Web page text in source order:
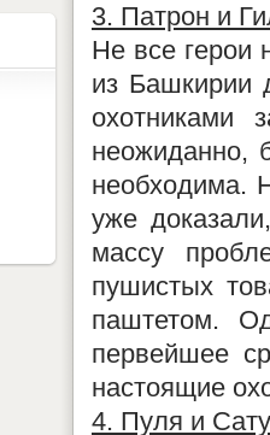
3. Патрон и
Не все герои
из Башкирии
охотниками
неожиданно,
необходима.
уже
массу
пушистых
паштетом.
первейшее
настоящие
4. Пуля и